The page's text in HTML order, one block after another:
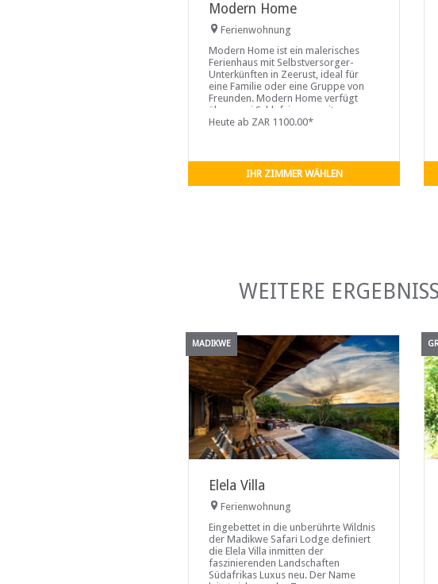
Modern Home
Ferienwohnung
Modern Home ist ein malerisches
Ferienhaus mit Selbstversorger-
Unterkünften in Zeerust, ideal für
eine Familie oder eine Gruppe von
Freunden. Modern Home verfügt
über zwei Schlafzimmer mit
Queensize-Betten. Die Küche ist mit
Heute ab ZAR 1100.00*
IHR ZIMMER WÄHLEN
WEITERE
MADIKWE
Elela Villa
Ferienwohnung
Eingebettet in die unberührte Wildnis
der Madikwe Safari Lodge definiert
die Elela Villa inmitten der
faszinierenden Landschaften
Südafrikas Luxus neu. Der Name